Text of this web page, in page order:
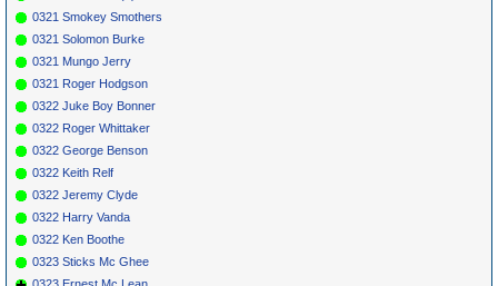
0321 Smokey Smothers
0321 Solomon Burke
0321 Mungo Jerry
0321 Roger Hodgson
0322 Juke Boy Bonner
0322 Roger Whittaker
0322 George Benson
0322 Keith Relf
0322 Jeremy Clyde
0322 Harry Vanda
0322 Ken Boothe
0323 Sticks Mc Ghee